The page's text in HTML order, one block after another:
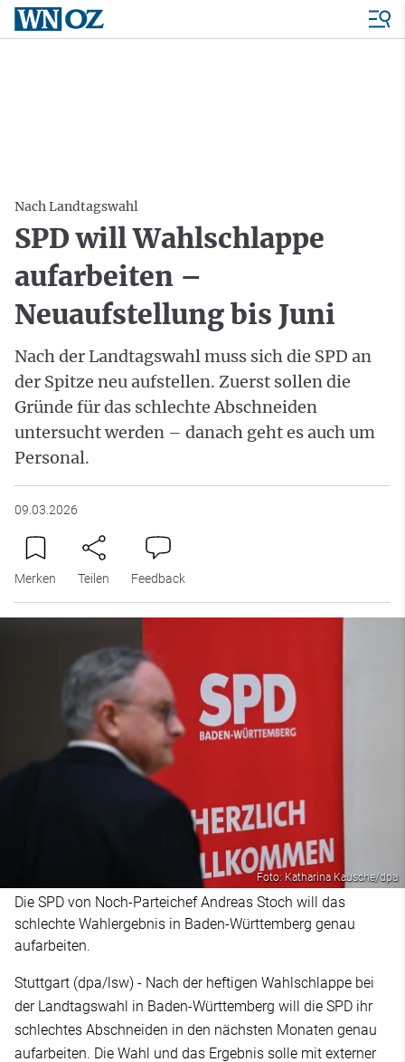
Nach Landtagswahl
SPD will Wahlschlappe
aufarbeiten –
Neuaufstellung bis Juni
Nach der Landtagswahl muss sich die SPD an
der Spitze neu aufstellen. Zuerst sollen die
Gründe für das schlechte Abschneiden
untersucht werden – danach geht es auch um
Personal.
09.03.2026
Merken Teilen Feedback
Foto: Katharina Kausche/dpa
Die SPD von Noch-Parteichef Andreas Stoch will das
schlechte Wahlergebnis in Baden-Württemberg genau
aufarbeiten.
Stuttgart (dpa/lsw) - Nach der heftigen Wahlschlappe bei
der Landtagswahl in Baden-Württemberg will die SPD ihr
schlechtes Abschneiden in den nächsten Monaten genau
aufarbeiten. Die Wahl und das Ergebnis solle mit externer